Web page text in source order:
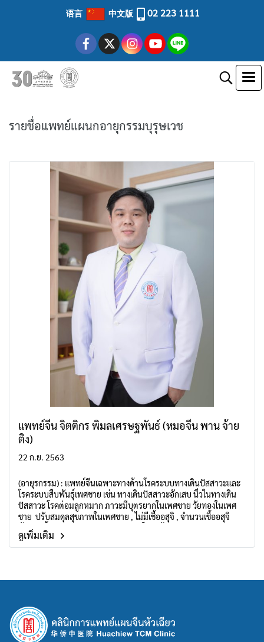
语言 中文版 02 223 1111
รายชื่อแพทย์แผนกอายุกรรมบุรุษเวช
แพทย์จีน จิตติกร พิมลเศรษฐพันธ์ (หมอจีน พาน จ้าย
ติง)
22 ก.ย. 2563
(อายุรกรรม) : แพทย์จีนเฉพาะทางด้านโรคระบบทางเดินปัสสาวะและ
โรคระบบสืบพันธุ์เพศชาย เช่น ทางเดินปัสสาวะอักเสบ นิ่วในทางเดิน
ปัสสาวะ โรคต่อมลูกหมาก ภาวะมีบุตรยากในเพศชาย วัยทองในเพศ
ชาย ปรับสมดุลสุขภาพในเพศชาย , ไม่มีเชื้ออสุจิ , จำนวนเชื้ออสุจิ
น้อย , เชื้ออสุจิอ่อนแรง , อวัยวะเพศแข็งตัวน้อยจากสาเหตุทาง
ร่างกาย , หลั่งเร็ว , ความต้องการทางเพศลดลง , ความต้องการทาง
เพศมากกว่าปกติ , ฝันเปียก น้ำกามเคลื่อน , ภาวะฮอร์โมนเพศชาย
ดูเพิ่มเติม